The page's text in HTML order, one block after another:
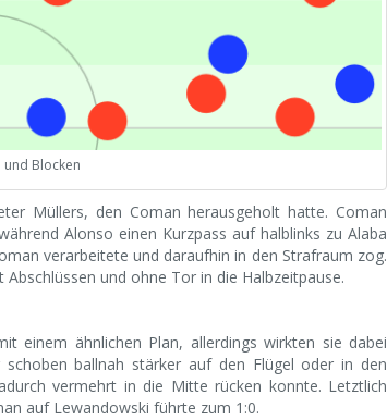
und Blocken
Müllers, den Coman herausgeholt hatte. Coman
Alonso einen Kurzpass auf halblinks zu Alaba
verarbeitete und daraufhin in den Strafraum zog.
und ohne Tor in die Halbzeitpause.
einem ähnlichen Plan, allerdings wirkten sie dabei
ballnah stärker auf den Flügel oder in den
vermehrt in die Mitte rücken konnte. Letztlich
auf Lewandowski führte zum 1:0.